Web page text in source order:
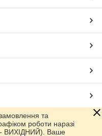
Prom.ua
та
роботи наразі
- ВИХІДНИЙ). Ваше